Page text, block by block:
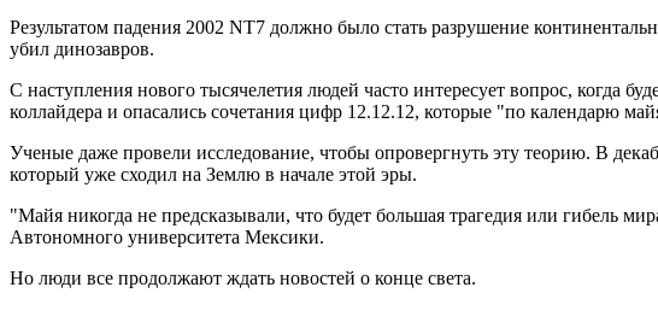
Результатом падения 2002 NT7 должно было стать разрушение
убил динозавров.
С наступления нового тысячелетия людей часто интересует вопрос, когда
коллайдера и опасались сочетания цифр 12.12.12, которые "по календарю
Ученые даже провели исследование, чтобы опровергнуть эту теорию. В
который уже сходил на Землю в начале этой эры.
"Майя никогда не предсказывали, что будет большая трагедия или гибель
Автономного университета Мексики.
Но люди все продолжают ждать новостей о конце света.